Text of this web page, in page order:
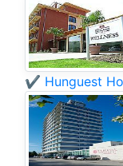
✔️ Hunguest